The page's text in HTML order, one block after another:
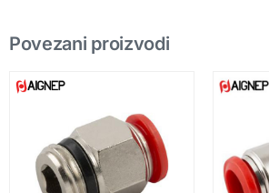
Povezani proizvodi